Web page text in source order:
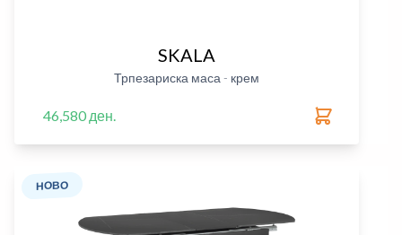
SKALA
Трпезариска маса - крем
46,580 ден.
НОВО